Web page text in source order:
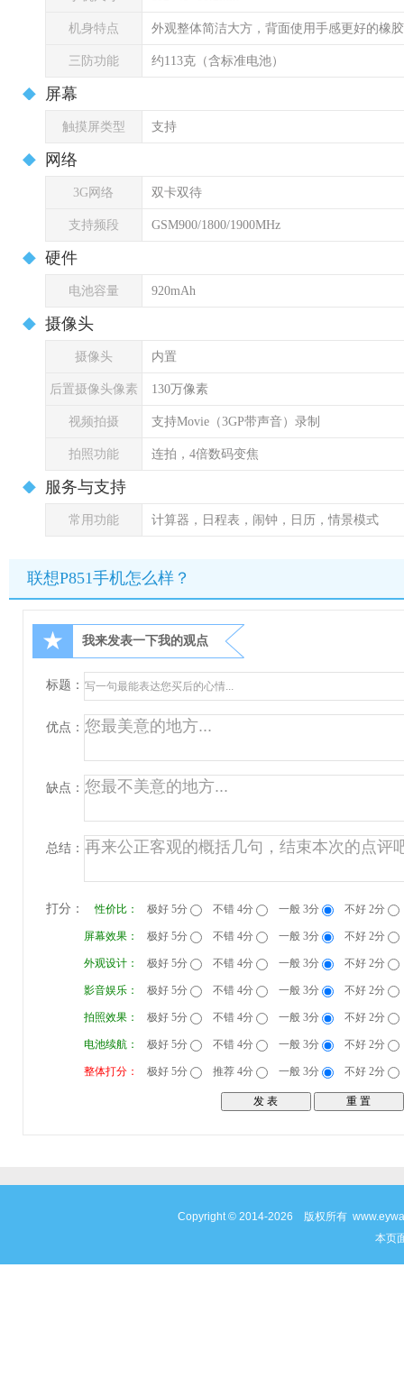
机身特点 外观整体简洁大方，背面使用手感更好的橡
三防功能 约113克（含标准电池）
屏幕
触摸屏类型 支持
网络
3G网络 双卡双待
支持频段 GSM900/1800/1900MHz
硬件
电池容量 920mAh
摄像头
摄像头 内置
后置摄像头像素 130万像素
视频拍摄 支持Movie（3GP带声音）录制
拍照功能 连拍，4倍数码变焦
服务与支持
常用功能 计算器，日程表，闹钟，日历，情景模式
联想P851手机怎么样？
★ 我来发表一下我的观点
标题：
优点：
缺点：
总结：
打分： 性价比： 极好 5分 不错 4分 一般 3分 不好 2分
屏幕效果： 极好 5分 不错 4分 一般 3分 不好 2分
外观设计： 极好 5分 不错 4分 一般 3分 不好 2分
影音娱乐： 极好 5分 不错 4分 一般 3分 不好 2分
拍照效果： 极好 5分 不错 4分 一般 3分 不好 2分
电池续航： 极好 5分 不错 4分 一般 3分 不好 2分
整体打分： 极好 5分 推荐 4分 一般 3分 不好 2分
Copyright © 2014-2026 版权所有
本页